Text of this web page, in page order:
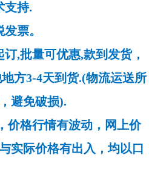
支持.
票。
,批量可优惠,款到发货，
方3-4天到货.(物流运送所
避免破损).
价格行情有波动，网上价
实际价格有出入，均以口